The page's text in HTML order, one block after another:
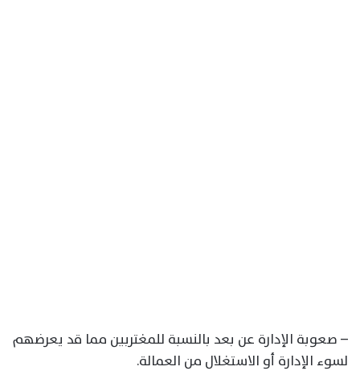
– صعوبة الإدارة عن بعد بالنسبة للمغتربين مما قد يعرضهم
لسوء الإدارة أو الاستغلال من العمالة.